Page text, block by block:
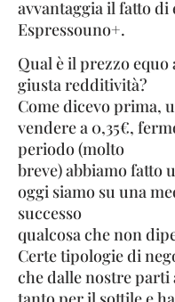
avvantaggia il fatto di
Espressouno+.
Qual è il prezzo
giusta redditività?
Come dicevo prima,
vendere a 0,35€,
periodo (molto
breve) abbiamo fatto
oggi siamo su una
successo
qualcosa che non
Certe tipologie di
che dalle nostre parti